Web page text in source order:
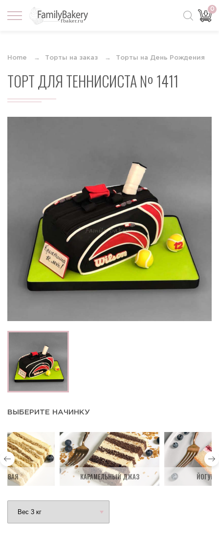
0
Home Торты на заказ Торты на День Рождения
ТОРТ ДЛЯ ТЕННИСИСТА № 1411
ВЫБЕРИТЕ НАЧИНКУ
КАРАМЕЛЬНЫЙ ДЖАЗ